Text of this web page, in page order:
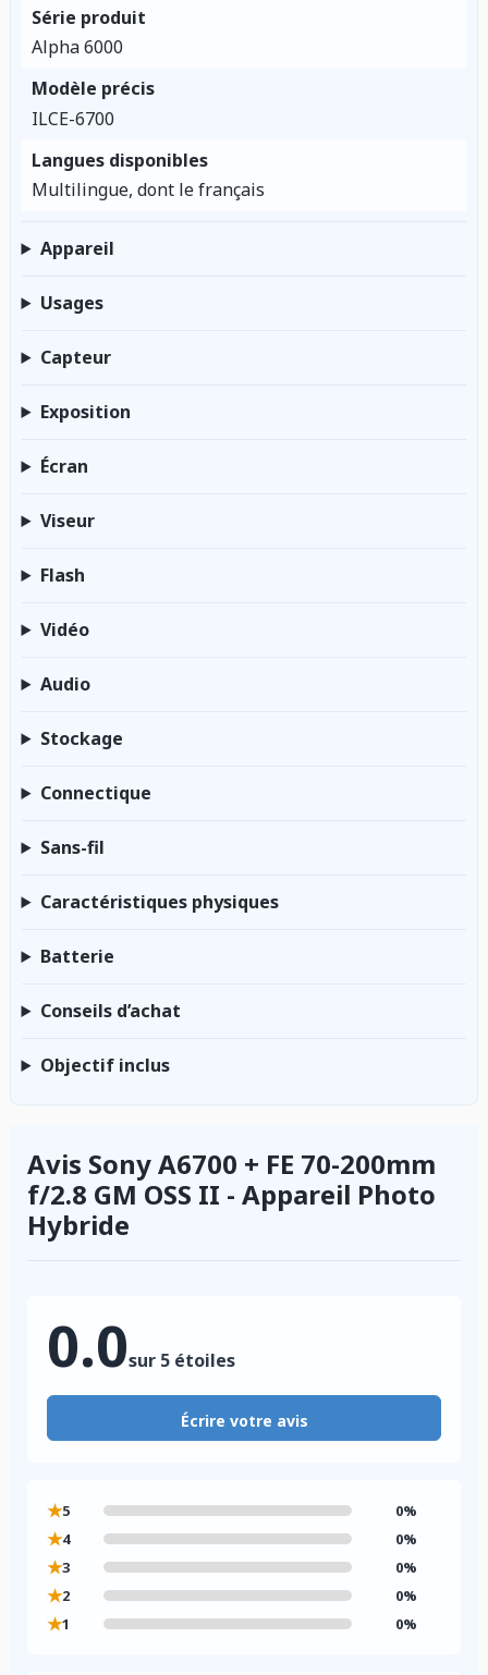
Série produit
Alpha 6000
Modèle précis
ILCE-6700
Langues disponibles
Multilingue, dont le français
Appareil
Usages
Capteur
Exposition
Écran
Viseur
Flash
Vidéo
Audio
Stockage
Connectique
Sans-fil
Caractéristiques physiques
Batterie
Conseils d’achat
Objectif inclus
Avis Sony A6700 + FE 70-200mm
f/2.8 GM OSS II - Appareil Photo
Hybride
0.0sur 5 étoiles
Écrire votre avis
★5 0%
★4 0%
★3 0%
★2 0%
★1 0%